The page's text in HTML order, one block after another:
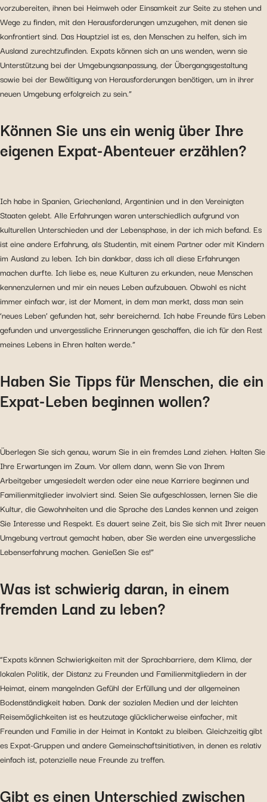
vorzubereiten, ihnen bei Heimweh oder Einsamkeit zur Seite zu stehen und
Wege zu finden, mit den Herausforderungen umzugehen, mit denen sie
konfrontiert sind. Das Hauptziel ist es, den Menschen zu helfen, sich im
Ausland zurechtzufinden. Expats können sich an uns wenden, wenn sie
Unterstützung bei der Umgebungsanpassung, der Übergangsgestaltung
sowie bei der Bewältigung von Herausforderungen benötigen, um in ihrer
neuen Umgebung erfolgreich zu sein.”
Können Sie uns ein wenig über Ihre
eigenen Expat-Abenteuer erzählen?
Ich habe in Spanien, Griechenland, Argentinien und in den Vereinigten
Staaten gelebt. Alle Erfahrungen waren unterschiedlich aufgrund von
kulturellen Unterschieden und der Lebensphase, in der ich mich befand. Es
ist eine andere Erfahrung, als Studentin, mit einem Partner oder mit Kindern
im Ausland zu leben. Ich bin dankbar, dass ich all diese Erfahrungen
machen durfte. Ich liebe es, neue Kulturen zu erkunden, neue Menschen
kennenzulernen und mir ein neues Leben aufzubauen. Obwohl es nicht
immer einfach war, ist der Moment, in dem man merkt, dass man sein
‘neues Leben’ gefunden hat, sehr bereichernd. Ich habe Freunde fürs Leben
gefunden und unvergessliche Erinnerungen geschaffen, die ich für den Rest
meines Lebens in Ehren halten werde.”
Haben Sie Tipps für Menschen, die ein
Expat-Leben beginnen wollen?
Überlegen Sie sich genau, warum Sie in ein fremdes Land ziehen. Halten Sie
Ihre Erwartungen im Zaum. Vor allem dann, wenn Sie von Ihrem
Arbeitgeber umgesiedelt werden oder eine neue Karriere beginnen und
Familienmitglieder involviert sind. Seien Sie aufgeschlossen, lernen Sie die
Kultur, die Gewohnheiten und die Sprache des Landes kennen und zeigen
Sie Interesse und Respekt. Es dauert seine Zeit, bis Sie sich mit Ihrer neuen
Umgebung vertraut gemacht haben, aber Sie werden eine unvergessliche
Lebenserfahrung machen. Genießen Sie es!”
Was ist schwierig daran, in einem
fremden Land zu leben?
“Expats können Schwierigkeiten mit der Sprachbarriere, dem Klima, der
lokalen Politik, der Distanz zu Freunden und Familienmitgliedern in der
Heimat, einem mangelnden Gefühl der Erfüllung und der allgemeinen
Bodenständigkeit haben. Dank der sozialen Medien und der leichten
Reisemöglichkeiten ist es heutzutage glücklicherweise einfacher, mit
Freunden und Familie in der Heimat in Kontakt zu bleiben. Gleichzeitig gibt
es Expat-Gruppen und andere Gemeinschaftsinitiativen, in denen es relativ
einfach ist, potenzielle neue Freunde zu treffen.
Gibt es einen Unterschied zwischen